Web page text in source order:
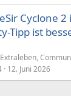
Cyclone 2
Tipp ist
Extraleben,
12. Juni 2026